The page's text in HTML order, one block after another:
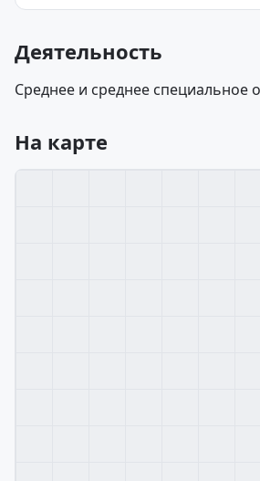
Деятельность
Среднее и среднее специальное
На карте